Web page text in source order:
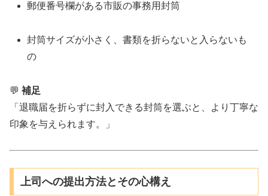
郵便番号欄がある市販の事務用封筒
封筒サイズが小さく、書類を折らないと入らないも
の
💬 補足
「退職届を折らずに封入できる封筒を選ぶと、より丁寧な
印象を与えられます。」
上司への提出方法とその心構え